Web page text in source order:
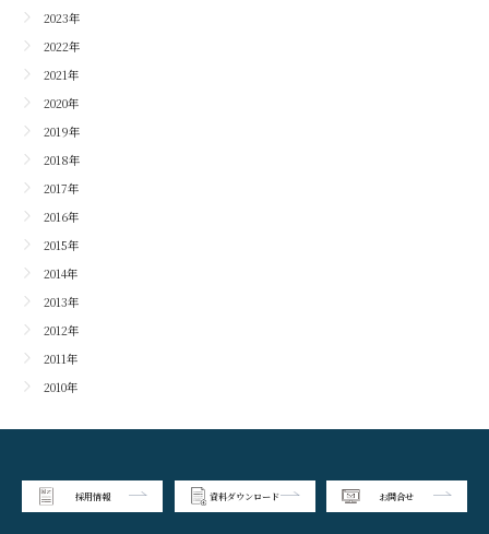
2023年
2022年
2021年
2020年
2019年
2018年
2017年
2016年
2015年
2014年
2013年
2012年
2011年
2010年
採用情報 資料ダウンロード お問合せ